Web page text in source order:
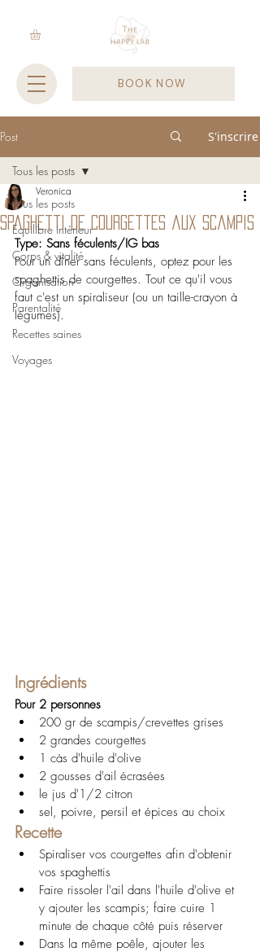
BOOK NOW
Post S'inscrire
Tous les posts
Equilibre intérieur
Corps & vitalité
Organisation
Parentalité
Recettes saines
Voyages
Tous les posts
Spaghetti de courgettes aux scampis
Veronica
Type: Sans féculents/IG bas
Pour un dîner sans féculents, optez pour les
spaghettis de courgettes. Tout ce qu'il vous
faut c'est un spiraliseur (ou un taille-crayon à
légumes).
Ingrédients
Pour 2 personnes
200 gr de scampis/crevettes grises
2 grandes courgettes
1 càs d'huile d'olive
2 gousses d'ail écrasées
le jus d'1/2 citron
sel, poivre, persil et épices au choix
Recette
Spiraliser vos courgettes afin d'obtenir
vos spaghettis
Faire rissoler l'ail dans l'huile d'olive et
y ajouter les scampis; faire cuire 1
minute de chaque côté puis réserver
Dans la même poêle, ajouter les